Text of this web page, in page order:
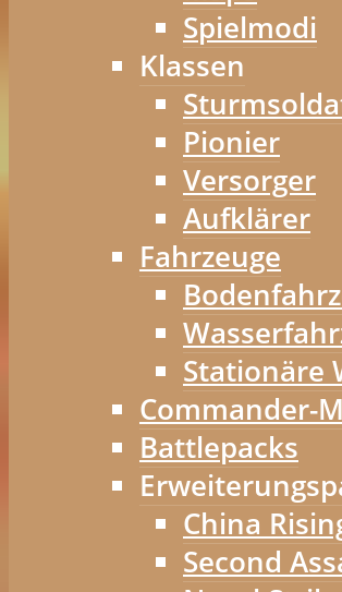
Spielmodi
Klassen
Pionier
Versorger
Aufklärer
Fahrzeuge
Stationäre
Commander-
Battlepacks
China
Second